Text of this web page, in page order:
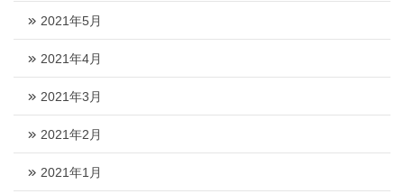
2021年5月
2021年4月
2021年3月
2021年2月
2021年1月